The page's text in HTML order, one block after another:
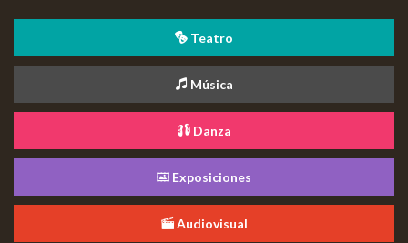
Teatro
Música
Danza
Exposiciones
Audiovisual